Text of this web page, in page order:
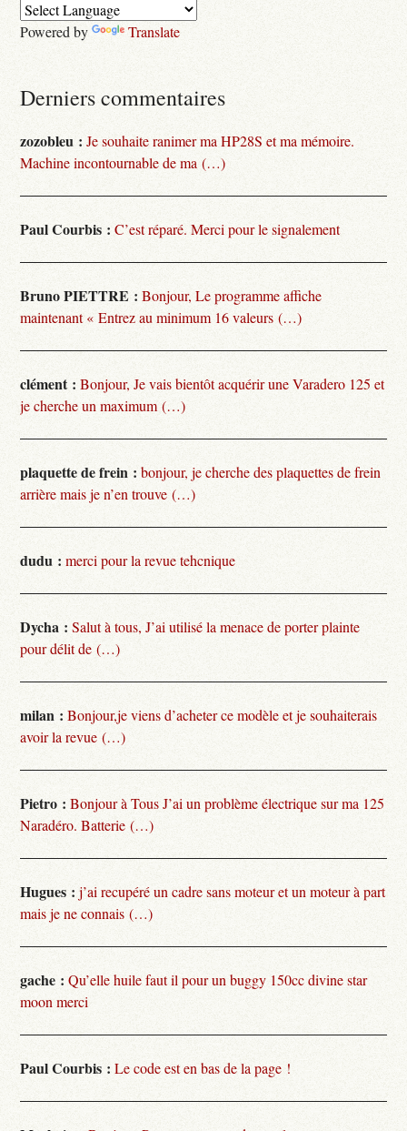
Powered by Translate
Derniers commentaires
zozobleu : Je souhaite ranimer ma HP28S et ma mémoire.
Machine incontournable de ma (…)
Paul Courbis : C’est réparé. Merci pour le signalement
Bruno PIETTRE : Bonjour, Le programme affiche
maintenant « Entrez au minimum 16 valeurs (…)
clément : Bonjour, Je vais bientôt acquérir une Varadero 125 et
je cherche un maximum (…)
plaquette de frein : bonjour, je cherche des plaquettes de frein
arrière mais je n’en trouve (…)
dudu : merci pour la revue tehcnique
Dycha : Salut à tous, J’ai utilisé la menace de porter plainte
pour délit de (…)
milan : Bonjour,je viens d’acheter ce modèle et je souhaiterais
avoir la revue (…)
Pietro : Bonjour à Tous J’ai un problème électrique sur ma 125
Naradéro. Batterie (…)
Hugues : j’ai recupéré un cadre sans moteur et un moteur à part
mais je ne connais (…)
gache : Qu’elle huile faut il pour un buggy 150cc divine star
moon merci
Paul Courbis : Le code est en bas de la page !